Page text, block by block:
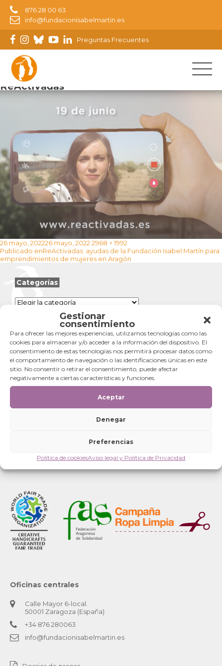
Gestionar
consentimiento
Para ofrecer las mejores experiencias, utilizamos tecnologías como las
cookies para almacenar y/o acceder a la información del dispositivo. El
consentimiento de estas tecnologías nos permitirá procesar datos como
el comportamiento de navegación o las identificaciones únicas en este
sitio. No consentir o retirar el consentimiento, puede afectar
negativamente a ciertas características y funciones.
Aceptar
Denegar
Preferencias
Política de cookiesAviso legal y Política de Privacidad
876 28 00 63
info@fundacionisabelmartin.es
Preguntas Frecuentes
Imagen siguiente
ReActivadas
Publicado
el
26 mayo, 202226 mayo, 2022Tamaño
completo
2968 × 1992
Navegación
de
entradas
Publicado enReActivadas: ayudas de la Fundación Isabel Martín para
emprendimientos de mujeres en Aragón
Categorías
Categorías
Oficinas centrales
Calle Mayor 6-local.
50001 Zaragoza (España)
+34 876 280063
info@fundacionisabelmartin.es